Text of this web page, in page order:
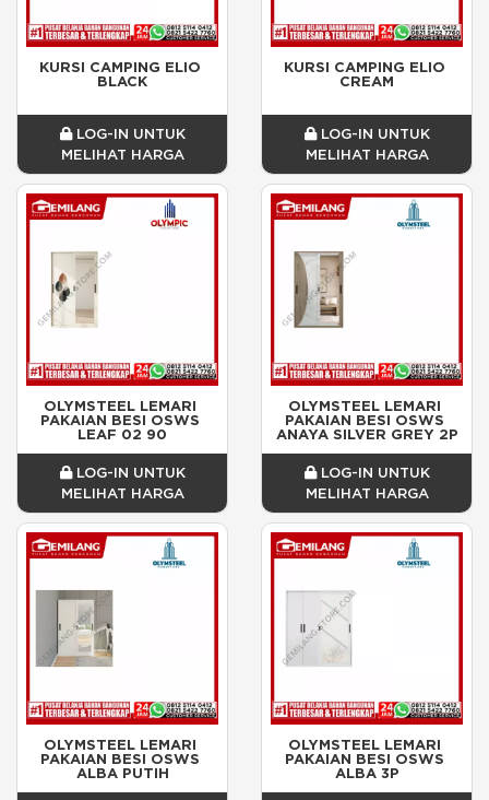
KURSI CAMPING ELIO
BLACK
LOG-IN UNTUK
MELIHAT HARGA
KURSI CAMPING ELIO
CREAM
LOG-IN UNTUK
MELIHAT HARGA
OLYMSTEEL LEMARI
PAKAIAN BESI OSWS
LEAF 02 90
LOG-IN UNTUK
MELIHAT HARGA
OLYMSTEEL LEMARI
PAKAIAN BESI OSWS
ANAYA SILVER GREY 2P
LOG-IN UNTUK
MELIHAT HARGA
OLYMSTEEL LEMARI
PAKAIAN BESI OSWS
ALBA PUTIH
OLYMSTEEL LEMARI
PAKAIAN BESI OSWS
ALBA 3P